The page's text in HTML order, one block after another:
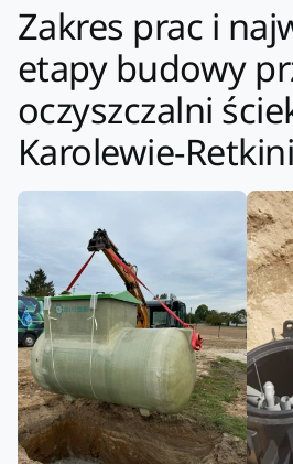
Zakres prac i
etapy budowy
oczyszczalni
Karolewie-